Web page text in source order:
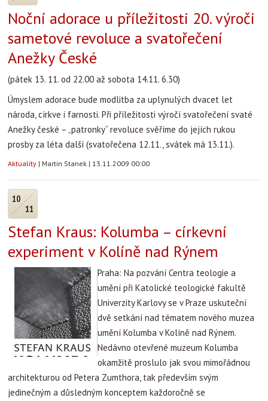
Noční adorace u příležitosti 20. výroči
sametové revoluce a svatořečení
Anežky České
(pátek 13. 11. od 22.00 až sobota 14.11. 6.30)
Úmyslem adorace bude modlitba za uplynulých dvacet let
národa, církve i farnosti. Při příležitosti výročí svatořečení svaté
Anežky české – „patronky“ revoluce svěříme do jejích rukou
prosby za léta další (svatořečena 12.11., svátek má 13.11.).
Aktuality | Martin Stanek | 13.11.2009 00:00
10
11
Stefan Kraus: Kolumba – církevní
experiment v Kolíně nad Rýnem
Praha: Na pozvání Centra teologie a
umění při Katolické teologické fakultě
Univerzity Karlovy se v Praze uskuteční
dvě setkání nad tématem nového muzea
umění Kolumba v Kolíně nad Rýnem.
Nedávno otevřené muzeum Kolumba
okamžitě proslulo jak svou mimořádnou
architekturou od Petera Zumthora, tak především svým
jedinečným a důsledným konceptem každoročně se